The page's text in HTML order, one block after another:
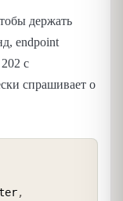
держать
endpoint
с
спрашивает о
,